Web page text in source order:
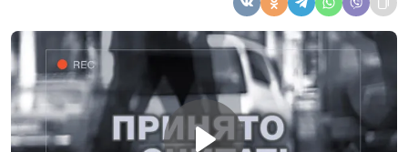
инвалид
Людмила ,
Слесарева Ирина
Христианство и
здоровье
Ольга Козуля, Ирина
Садилова
#66